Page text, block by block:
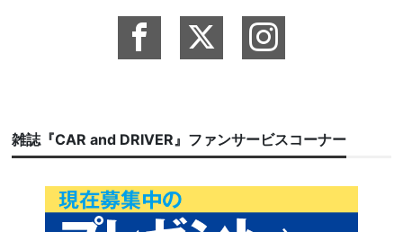
雑誌『CAR and DRIVER』ファンサービスコーナー